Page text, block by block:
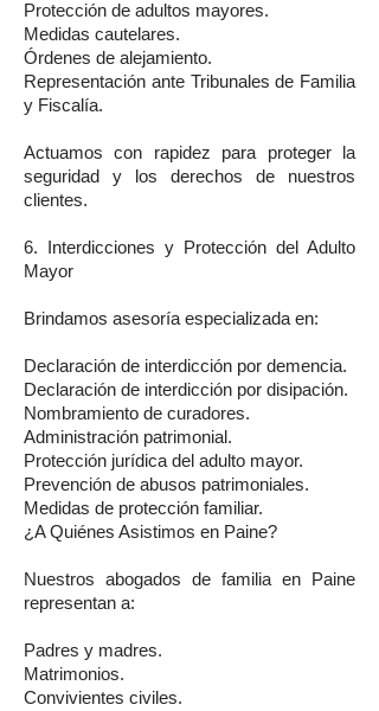
Protección de adultos mayores.
Medidas cautelares.
Órdenes de alejamiento.
Representación ante Tribunales de Familia
y Fiscalía.
Actuamos con rapidez para proteger la
seguridad y los derechos de nuestros
clientes.
6. Interdicciones y Protección del Adulto
Mayor
Brindamos asesoría especializada en:
Declaración de interdicción por demencia.
Declaración de interdicción por disipación.
Nombramiento de curadores.
Administración patrimonial.
Protección jurídica del adulto mayor.
Prevención de abusos patrimoniales.
Medidas de protección familiar.
¿A Quiénes Asistimos en Paine?
Nuestros abogados de familia en Paine
representan a:
Padres y madres.
Matrimonios.
Convivientes civiles.